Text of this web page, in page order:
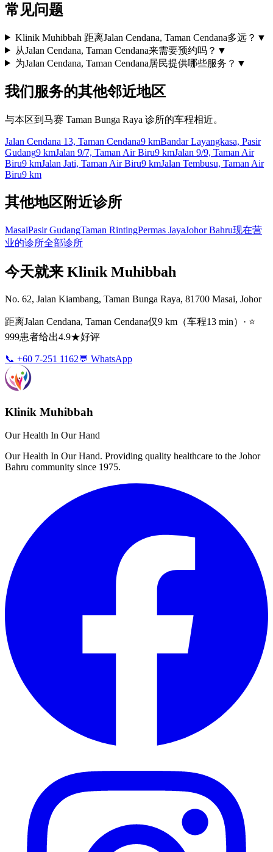
常见问题
Klinik Muhibbah 距离Jalan Cendana, Taman Cendana多远？ ▼
从Jalan Cendana, Taman Cendana来需要预约吗？ ▼
为Jalan Cendana, Taman Cendana居民提供哪些服务？ ▼
我们服务的其他邻近地区
与本区到马赛 Taman Bunga Raya 诊所的车程相近。
Jalan Cendana 13, Taman Cendana9 kmBandar Layangkasa, Pasir
Gudang9 kmJalan 9/7, Taman Air Biru9 kmJalan 9/9, Taman Air
Biru9 kmJalan Jati, Taman Air Biru9 kmJalan Tembusu, Taman Air
Biru9 km
其他地区附近诊所
MasaiPasir GudangTaman RintingPermas JayaJohor Bahru现在营
业的诊所全部诊所
今天就来 Klinik Muhibbah
No. 62, Jalan Kiambang, Taman Bunga Raya, 81700 Masai, Johor
距离Jalan Cendana, Taman Cendana仅9 km（车程13 min）· ⭐
999患者给出4.9★好评
📞 +60 7-251 1162💬 WhatsApp
Klinik Muhibbah
Our Health In Our Hand
Our Health In Our Hand. Providing quality healthcare to the Johor
Bahru community since 1975.